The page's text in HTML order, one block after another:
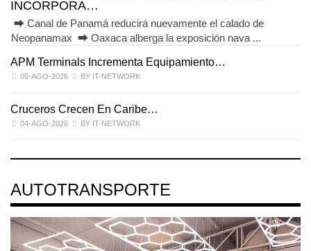
INCORPORA…
⮕ Canal de Panamá reducirá nuevamente el calado de
Neopanamax ⮕ Oaxaca alberga la exposición nava ...
APM Terminals Incrementa Equipamiento…
05-AGO-2026 BY IT-NETWORK
Cruceros Crecen En Caribe…
04-AGO-2026 BY IT-NETWORK
AUTOTRANSPORTE